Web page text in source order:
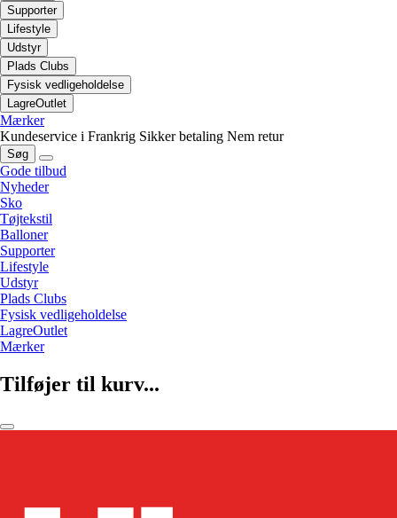
Supporter
Lifestyle
Udstyr
Plads Clubs
Fysisk vedligeholdelse
LagreOutlet
Mærker
Kundeservice i Frankrig Sikker betaling Nem retur
Søg
Gode tilbud
Nyheder
Sko
Tøjtekstil
Balloner
Supporter
Lifestyle
Udstyr
Plads Clubs
Fysisk vedligeholdelse
LagreOutlet
Mærker
Tilføjer til kurv...